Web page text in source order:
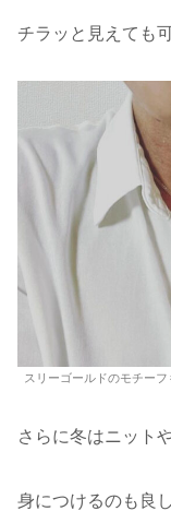
チラッと見えても
スリーゴールドのモチー
さらに冬はニット
身につけるのも良し